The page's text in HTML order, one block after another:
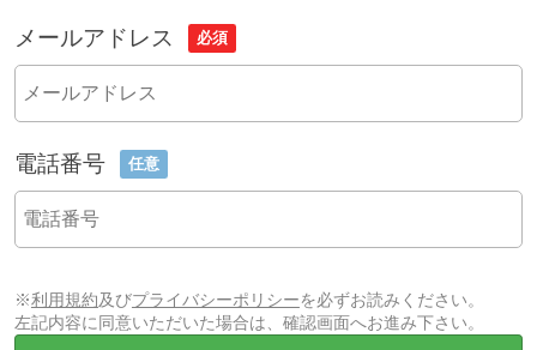
メールアドレス 必須
電話番号 任意
※利用規約及びプライバシーポリシーを必ずお読みください。
左記内容に同意いただいた場合は、確認画面へお進み下さい。